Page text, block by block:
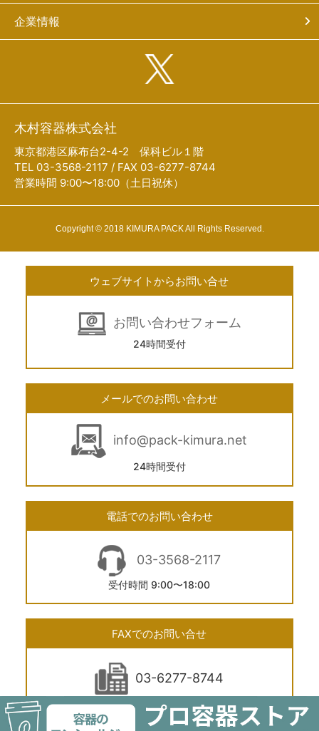
企業情報
木村容器株式会社
東京都港区麻布台2-4-2 保科ビル１階
TEL 03-3568-2117 / FAX 03-6277-8744
営業時間 9:00〜18:00（土日祝休）
Copyright © 2018 KIMURA PACK All Rights Reserved.
ウェブサイトからお問い合せ
お問い合わせフォーム
24時間受付
メールでのお問い合わせ
info@pack-kimura.net
24時間受付
電話でのお問い合わせ
03-3568-2117
受付時間 9:00〜18:00
FAXでのお問い合せ
03-6277-8744
24時間受付